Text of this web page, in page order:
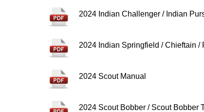
2024 Indian Challenger / Indian
2024 Indian Springfield / Chieftain /
2024 Scout Manual
2024 Scout Bobber / Scout Bobber